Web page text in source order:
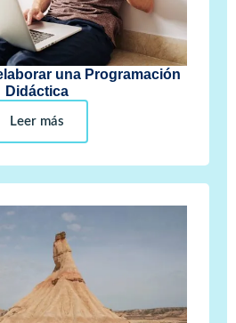
una Programación
Didáctica
Leer más